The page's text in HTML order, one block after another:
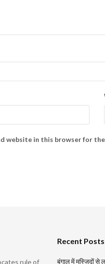
website in this browser for
rule of
Recent Posts
बंगाल में मस्जिदों से